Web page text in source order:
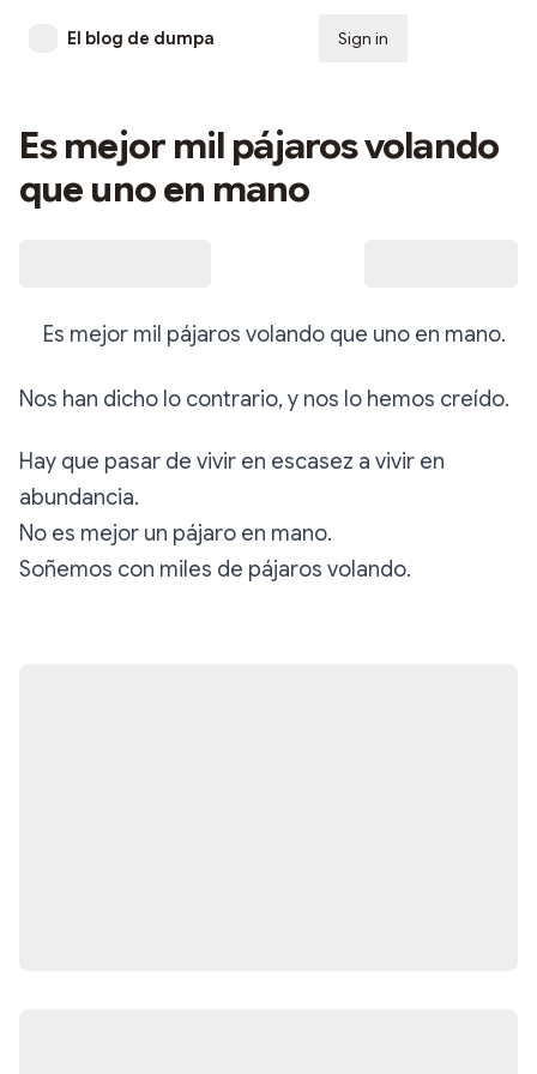
El blog de dumpa Sign in
Es mejor mil pájaros volando
que uno en mano
Es mejor mil pájaros volando que uno en mano.
Nos han dicho lo contrario, y nos lo hemos creído.
Hay que pasar de vivir en escasez a vivir en
abundancia.
No es mejor un pájaro en mano.
Soñemos con miles de pájaros volando.